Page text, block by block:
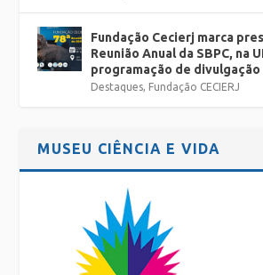
Fundação Cecierj marca
Reunião Anual da SBPC, na
programação de
Destaques, Fundação CECIERJ
MUSEU CIÊNCIA E VIDA